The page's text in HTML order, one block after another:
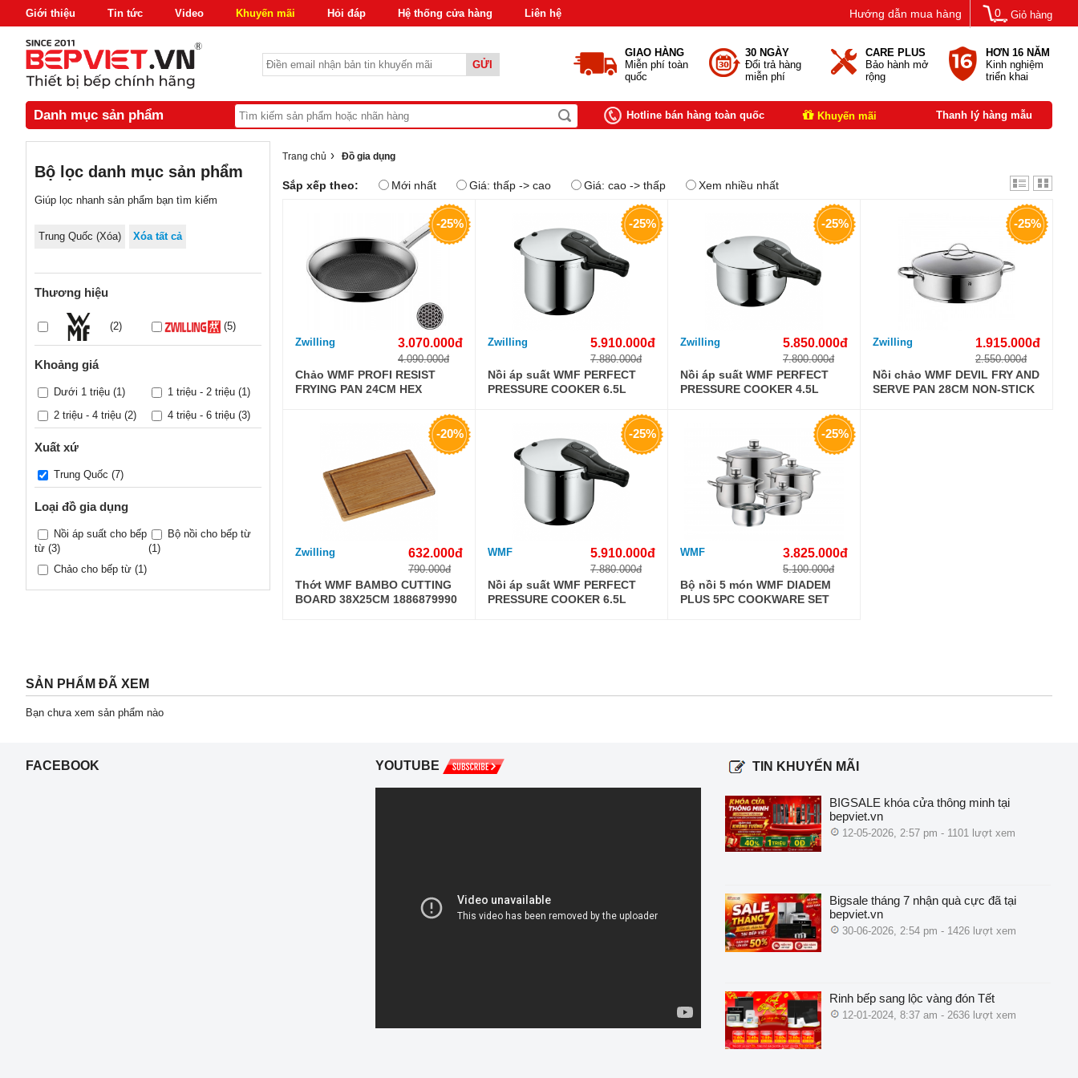
Giới thiệu Tin tức Video Khuyến mãi Hỏi đáp Hệ thống cửa hàng Liên hệ Giỏ hàng
0
Hướng dẫn mua hàng
GỬI
GIAO HÀNG
Miễn phí toàn
quốc
30 NGÀY
Đổi trả hàng
miễn phí
CARE PLUS
Bảo hành mở
rộng
HƠN 16 NĂM
Kinh nghiệm
triển khai
Danh mục sản phẩm Hotline bán hàng toàn quốc Khuyến mãi Thanh lý hàng mẫu
Trang chủ › Đồ gia dụng
Sắp xếp theo: Mới nhất Giá: thấp -> cao Giá: cao -> thấp Xem nhiều nhất
-25%
Zwilling 3.070.000đ
4.090.000đ
Chảo WMF PROFI RESIST
FRYING PAN 24CM HEX
-25%
Zwilling 5.910.000đ
7.880.000đ
Nồi áp suất WMF PERFECT
PRESSURE COOKER 6.5L
-25%
Zwilling 5.850.000đ
7.800.000đ
Nồi áp suất WMF PERFECT
PRESSURE COOKER 4.5L
-25%
Zwilling 1.915.000đ
2.550.000đ
Nồi chảo WMF DEVIL FRY AND
SERVE PAN 28CM NON-STICK
-20%
Zwilling 632.000đ
790.000đ
Thớt WMF BAMBO CUTTING
BOARD 38X25CM 1886879990
-25%
WMF 5.910.000đ
7.880.000đ
Nồi áp suất WMF PERFECT
PRESSURE COOKER 6.5L
-25%
WMF 3.825.000đ
5.100.000đ
Bộ nồi 5 món WMF DIADEM
PLUS 5PC COOKWARE SET
Bộ lọc danh mục sản phẩm
Giúp lọc nhanh sản phẩm bạn tìm kiếm
Trung Quốc (Xóa) Xóa tất cả
Thương hiệu
(2) (5)
Khoảng giá
Dưới 1 triệu (1) 1 triệu - 2 triệu (1)
2 triệu - 4 triệu (2) 4 triệu - 6 triệu (3)
Xuất xứ
Trung Quốc (7)
Loại đồ gia dụng
Nồi áp suất cho bếp
từ (3)
Bộ nồi cho bếp từ
(1)
Chảo cho bếp từ (1)
SẢN PHẨM ĐÃ XEM
Bạn chưa xem sản phẩm nào
FACEBOOK YOUTUBE TIN KHUYẾN MÃI
BIGSALE khóa cửa thông minh tại
bepviet.vn
12-05-2026, 2:57 pm - 1101 lượt xem
Bigsale tháng 7 nhận quà cực đã tại
bepviet.vn
30-06-2026, 2:54 pm - 1426 lượt xem
Rinh bếp sang lộc vàng đón Tết
12-01-2024, 8:37 am - 2636 lượt xem